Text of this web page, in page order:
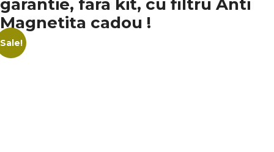
garantie, fara kit, cu filtru Anti
Magnetita cadou !
Sale!